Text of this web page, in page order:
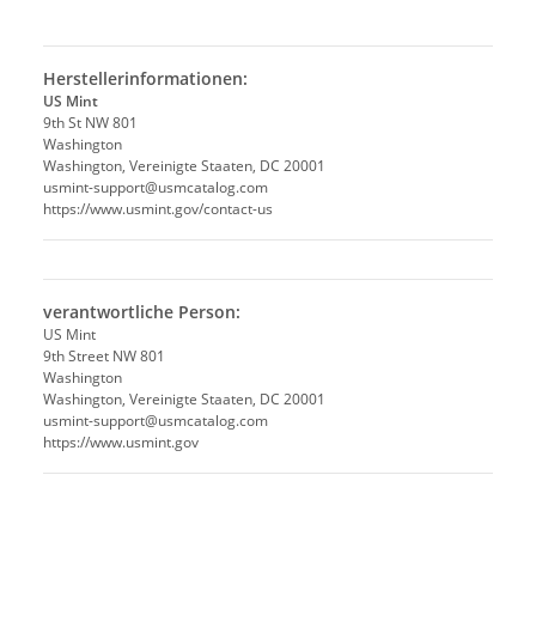
Herstellerinformationen:
US Mint
9th St NW 801
Washington
Washington, Vereinigte Staaten, DC 20001
usmint-support@usmcatalog.com
https://www.usmint.gov/contact-us
verantwortliche Person:
US Mint
9th Street NW 801
Washington
Washington, Vereinigte Staaten, DC 20001
usmint-support@usmcatalog.com
https://www.usmint.gov